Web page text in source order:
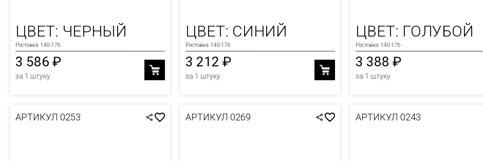
ЦВЕТ: ЧЕРНЫЙ
Ростовка 140-176
3 586 ₽
за 1 штуку
ЦВЕТ: СИНИЙ
Ростовка 140-176
3 212 ₽
за 1 штуку
ЦВЕТ: ГОЛУБОЙ
Ростовка 140-176
3 388 ₽
за 1 штуку
АРТИКУЛ 0253 АРТИКУЛ 0269 АРТИКУЛ 0243